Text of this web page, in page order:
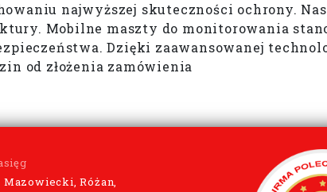
najwyższej skuteczności ochrony.
Mobilne maszty do monitorowania
Dzięki zaawansowanej
od złożenia zamówienia
Różan,